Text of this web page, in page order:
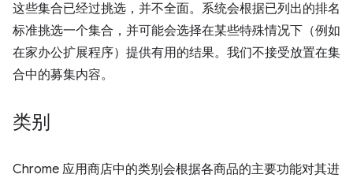
这些集合已经过挑选，并不全面。系统会根据已列出的排名
标准挑选一个集合，并可能会选择在某些特殊情况下（例如
在家办公扩展程序）提供有用的结果。我们不接受放置在集
合中的募集内容。
类别
Chrome 应用商店中的类别会根据各商品的主要功能对其进